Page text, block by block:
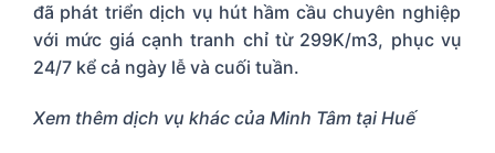
đã phát triển dịch vụ hút hầm cầu chuyên nghiệp
với mức giá cạnh tranh chỉ từ 299K/m3, phục vụ
24/7 kể cả ngày lễ và cuối tuần.
Xem thêm dịch vụ khác của Minh Tâm tại Huế